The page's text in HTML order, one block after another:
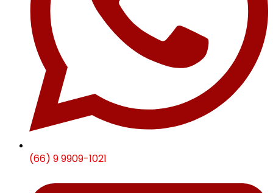
(66) 9 9909-1021